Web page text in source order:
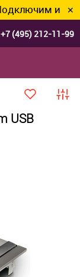
и ✕
+7 (495) 212-11-99
USB